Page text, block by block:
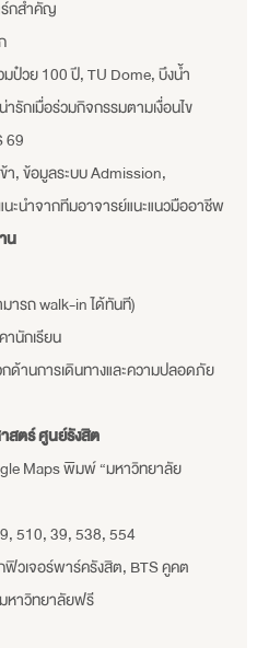
ร์กสำคัญ
มป๋วย 100 ปี, TU Dome, บึงน้ำ
รักเมื่อร่วมกิจกรรมตามเงื่อนไข
69
า, ข้อมูลระบบ Admission,
ะนำจากทีมอาจารย์แนะแนวมืออาชีพ
น
มารถ walk-in ได้ทันที)
านักเรียน
ด้านการเดินทางและความปลอดภัย
สตร์ ศูนย์รังสิต
Maps พิมพ์ “มหาวิทยาลัย
510, 39, 538, 554
วเจอร์พาร์ครังสิต, BTS คูคต
หาวิทยาลัยฟรี